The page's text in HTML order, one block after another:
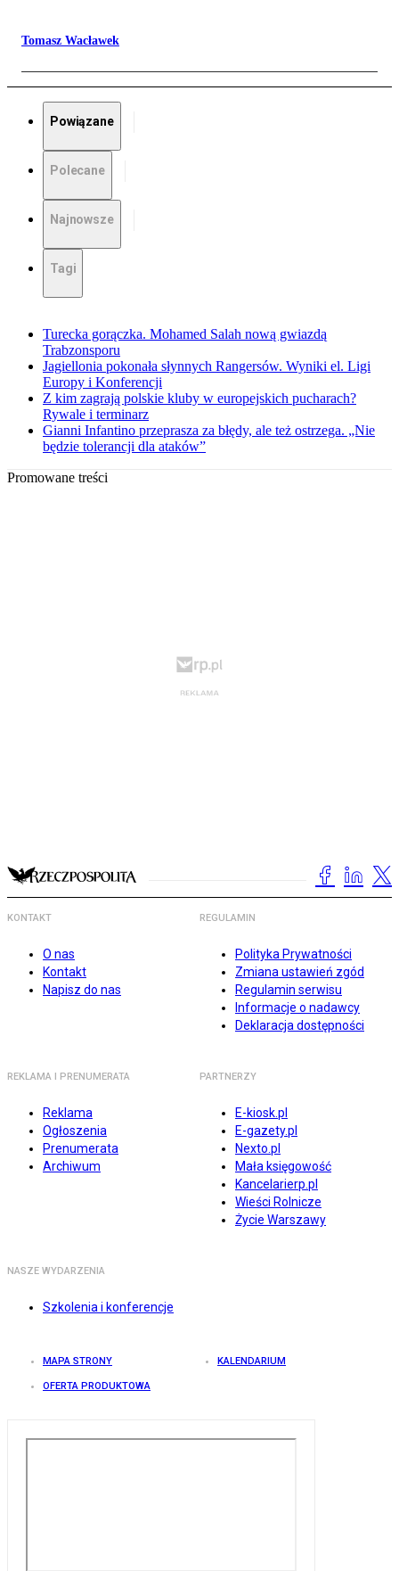
Tomasz Wacławek
Powiązane
Polecane
Najnowsze
Tagi
Turecka gorączka. Mohamed Salah nową gwiazdą
Trabzonsporu
Jagiellonia pokonała słynnych Rangersów. Wyniki el. Ligi
Europy i Konferencji
Z kim zagrają polskie kluby w europejskich pucharach?
Rywale i terminarz
Gianni Infantino przeprasza za błędy, ale też ostrzega. „Nie
będzie tolerancji dla ataków”
Promowane treści
KONTAKT
O nas
Kontakt
Napisz do nas
REGULAMIN
Polityka Prywatności
Zmiana ustawień zgód
Regulamin serwisu
Informacje o nadawcy
Deklaracja dostępności
REKLAMA I PRENUMERATA
Reklama
Ogłoszenia
Prenumerata
Archiwum
PARTNERZY
E-kiosk.pl
E-gazety.pl
Nexto.pl
Mała księgowość
Kancelarierp.pl
Wieści Rolnicze
Życie Warszawy
NASZE WYDARZENIA
Szkolenia i konferencje
MAPA STRONY KALENDARIUM
OFERTA PRODUKTOWA